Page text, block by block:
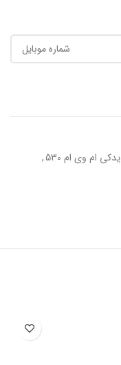
ام وی ام 530 ,